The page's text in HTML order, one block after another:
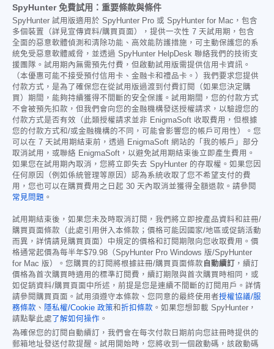
SpyHunter 免費試用：重要條款與條件
SpyHunter 試用版適用於 SpyHunter Pro 或 SpyHunter for Mac，包含
多個裝置（詳見宣傳資料/購買頁面），提供一次性 7 天試用期，包含
全面的惡意軟體偵測和清除功能、高效能防護措施，可主動保護您的系
統免受惡意軟體威脅，並透過 SpyHunter HelpDesk 聯絡我們的技術支
援團隊。試用期內無需預先付費，但啟動試用版需提供信用卡資訊。
（本優惠可能不接受預付信用卡、金融卡和禮品卡。）我們要求您提供
付款方式，是為了確保您在從試用版過渡到付費訂閱（如果您決定購
買）期間，能夠持續獲得不間斷的安全保護。試用期間，您的付款方式
不會被預先扣款，但我們會向您的金融機構發送授權請求，以驗證您的
付款方式是否有效（此類授權請求並非 EnigmaSoft 收取費用，但根據
您的付款方式和/或金融機構的不同，可能會影響您的帳戶可用性）。您
可以在 7 天試用期結束前，透過 EnigmaSoft 網站的「我的帳戶」部分
取消試用，或聯絡 EnigmaSoft，以避免試用期結束後立即產生費用。
如果您在試用期內取消，您將立即失去 SpyHunter 的存取權。如果您因
任何原因（例如係統管理等原因）認為系統收取了您不希望支付的費
用，您也可以在購買費用之日起 30 天內取消並獲得全額退款。請參閱
常見問題 。
試用期結束後，如果您未及時取消訂閱，我們將立即按產品資料和註冊/
購買頁面條款（此處引用併入本條款；價格可能因國家/地區或促銷活動
而異，詳情請見購買頁面）中規定的價格和訂閱期限向您收取費用。價
格通常起價為每半年$79.98 （SpyHunter Pro Windows 版/SpyHunter
for Mac 版）。您購買的訂閱將根據註冊/購買頁面條款 自動續訂
，續訂
價格為首次購買時適用的標準訂閱費，續訂期限與首次購買時相同，或
如促銷資料/購買頁面中所述，前提是您是連續不間斷的訂閱用戶。詳情
請參閱購買頁面。試用須遵守本條款、您同意的最終使用者授權協議/服
務條款 、 隱私權/Cookie 政策和折扣條款 。如果您想卸載 SpyHunter，
請點擊此處 了解如何操作 。
為確保您的訂閱自動續訂，我們會在每次付款日期前向您註冊時提供的
郵箱地址發送付款提醒。試用開始時，您將收到一個啟動碼，該啟動碼